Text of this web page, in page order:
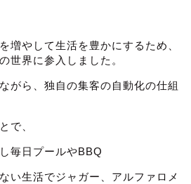
増やして生活を豊かにするため、
世界に参入しました。
がら、独自の集客の自動化の仕組
で、
毎日プールやBBQ
い生活でジャガー、アルファロメ